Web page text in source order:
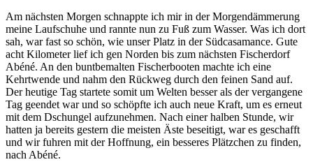
Am nächsten Morgen schnappte ich mir in der Morgendämmerung
meine Laufschuhe und rannte nun zu Fuß zum Wasser. Was ich dort
sah, war fast so schön, wie unser Platz in der Südcasamance. Gute
acht Kilometer lief ich gen Norden bis zum nächsten Fischerdorf
Abéné. An den buntbemalten Fischerbooten machte ich eine
Kehrtwende und nahm den Rückweg durch den feinen Sand auf.
Der heutige Tag startete somit um Welten besser als der vergangene
Tag geendet war und so schöpfte ich auch neue Kraft, um es erneut
mit dem Dschungel aufzunehmen. Nach einer halben Stunde, wir
hatten ja bereits gestern die meisten Äste beseitigt, war es geschafft
und wir fuhren mit der Hoffnung, ein besseres Plätzchen zu finden,
nach Abéné.